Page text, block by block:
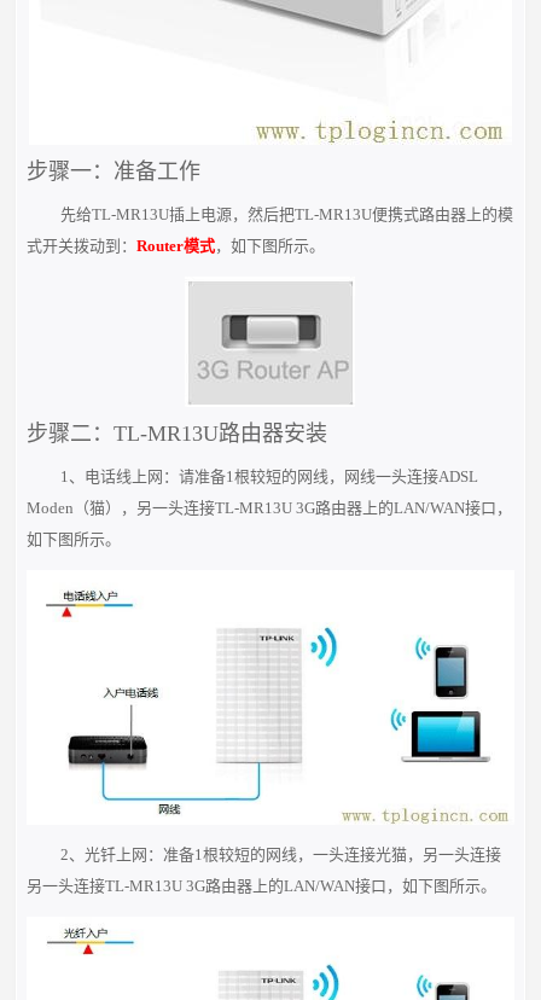
步骤一：准备工作
先给TL-MR13U插上电源，然后把TL-MR13U便携式路由器上的模
式开关拨动到：Router模式，如下图所示。
步骤二：TL-MR13U路由器安装
1、电话线上网：请准备1根较短的网线，网线一头连接ADSL
Moden（猫），另一头连接TL-MR13U 3G路由器上的LAN/WAN接口，
如下图所示。
2、光钎上网：准备1根较短的网线，一头连接光猫，另一头连接
另一头连接TL-MR13U 3G路由器上的LAN/WAN接口，如下图所示。